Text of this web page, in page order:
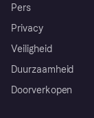
Pers
Privacy
Veiligheid
Duurzaamheid
Doorverkopen